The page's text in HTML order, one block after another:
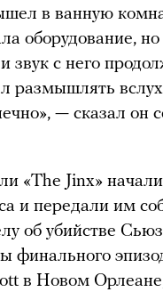
в ванную
оборудование,
звук с него
размышлять
— сказал он
«The Jinx»
и передали им
об убийстве
финального
в Новом